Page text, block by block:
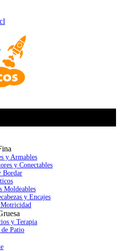
y Armables
y Conectables
Bordar
Moldeables
y Encajes
y Terapia
de Patio